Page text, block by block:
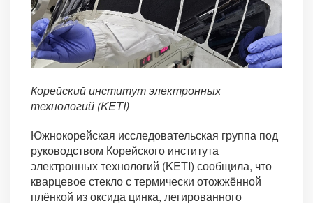
Корейский институт электронных
технологий (KETI)
Южнокорейская исследовательская группа под
руководством Корейского института
электронных технологий (KETI) сообщила, что
кварцевое стекло с термически отожжённой
плёнкой из оксида цинка, легированного